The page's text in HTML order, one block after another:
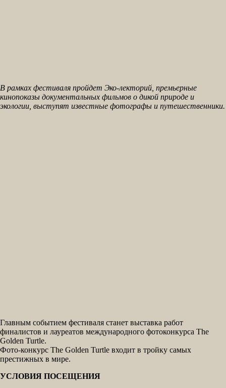
В рамках фестиваля пройдет Эко-лекторий, премьерные
кинопоказы документальных фильмов о дикой природе и
экологии, выступят известные фотографы и путешественники.
Главным событием фестиваля станет выставка работ
финалистов и лауреатов международного фотоконкурса The
Golden Turtle.
Фото-конкурс The Golden Turtle входит в тройку самых
престижных в мире.
УСЛОВИЯ ПОСЕЩЕНИЯ